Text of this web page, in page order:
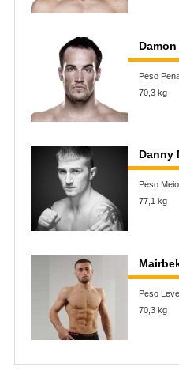
Peso
70,3 kg
Danny
Peso
77,1 kg
Peso Leve
70,3 kg